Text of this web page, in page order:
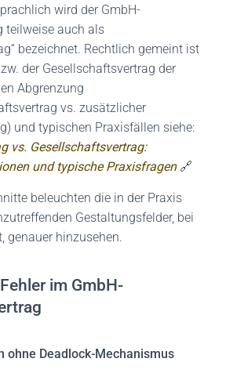
wird der GmbH-
teilweise auch als
bezeichnet. Rechtlich gemeint ist
der Gesellschaftsvertrag der
Abgrenzung
vs. zusätzlicher
und typischen Praxisfällen siehe:
vs. Gesellschaftsvertrag:
und typische Praxisfragen🔗
beleuchten die in der Praxis
Gestaltungsfelder, bei
genauer hinzusehen.
im GmbH-
ohne Deadlock-Mechanismus